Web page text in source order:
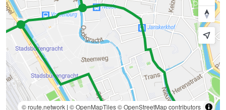
© route.network | © OpenMapTiles© OpenStreetMap contributors